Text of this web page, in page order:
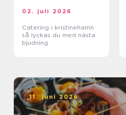
02. juli 2026
Catering i kristinehamn
så lyckas du med nästa
bjudning
11. juni 2026